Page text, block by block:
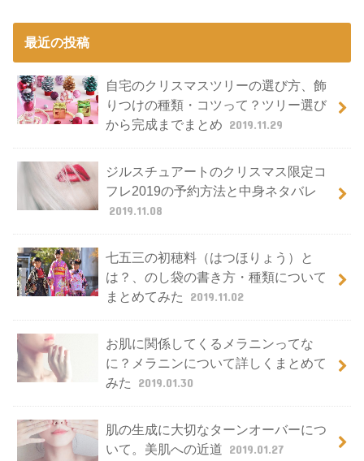
最近の投稿
自宅のクリスマスツリーの選び方、飾
りつけの種類・コツって？ツリー選び
から完成までまとめ 2019.11.29
ジルスチュアートのクリスマス限定コ
フレ2019の予約方法と中身ネタバレ
2019.11.08
七五三の初穂料（はつほりょう）と
は？、のし袋の書き方・種類について
まとめてみた
2019.11.02
お肌に関係してくるメラニンってな
に？メラニンについて詳しくまとめて
みた
2019.01.30
肌の生成に大切なターンオーバーにつ
いて。美肌への近道 2019.01.27